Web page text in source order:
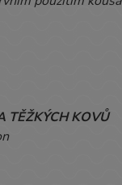
TĚŽKÝCH KOVŮ